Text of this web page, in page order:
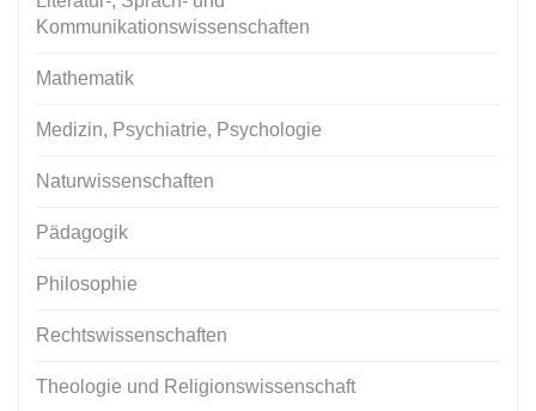
Kommunikationswissenschaften
Mathematik
Medizin, Psychiatrie, Psychologie
Naturwissenschaften
Pädagogik
Philosophie
Rechtswissenschaften
Theologie und Religionswissenschaft